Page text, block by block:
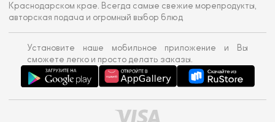
Краснодарском крае. Всегда самые свежие морепродукты,
авторская подача и огромный выбор блюд
Установите наше мобильное приложение и Вы
сможете легко и просто делать заказы.